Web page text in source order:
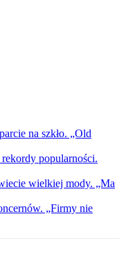
na szkło. „Old
popularności.
wielkiej mody. „Ma
„Firmy nie